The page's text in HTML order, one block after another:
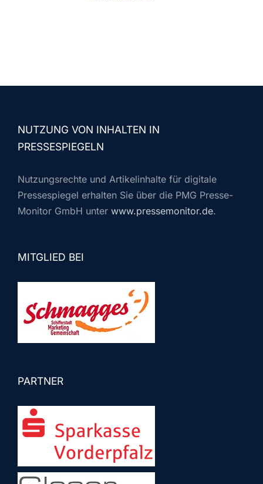
NUTZUNG VON INHALTEN IN
PRESSESPIEGELN
Nutzungsrechte und Artikelinhalte für digitale
Pressespiegel erhalten Sie über die PMG Presse-
Monitor GmbH unter www.pressemonitor.de.
MITGLIED BEI
PARTNER